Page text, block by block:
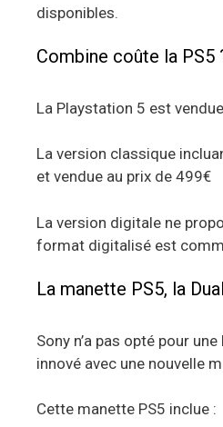
disponibles.
Combine coûte la PS5
La Playstation 5 est
La version classique
et vendue au prix de 499€
La version digitale ne
format digitalisé est
La manette PS5, la
Sony n’a pas opté pour
innové avec une nouvelle
Cette manette PS5 inclue :